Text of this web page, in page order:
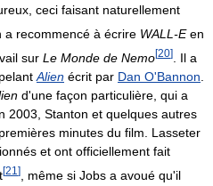
ceci faisant naturellement
a recommencé à écrire WALL-Een
sur Le Monde de Nemo[20]
. Il a
Alien écrit par Dan O'Bannon
d'une façon particulière, qui a
2003, Stanton et quelques autres
minutes du film. Lasseter
et ont officiellement fait
[21 ] , même si Jobs a avoué qu'il